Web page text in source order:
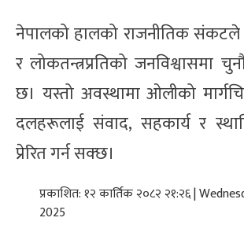
नेपालको हालको राजनीतिक
र लोकतन्त्रप्रतिको जनविश्वासमा
छ। यस्तो अवस्थामा ओलीको
दलहरूलाई संवाद, सहकार्य र
प्रेरित गर्न सक्छ।
प्रकाशित: १२ कार्तिक २०८२ २१:२६ |
2025